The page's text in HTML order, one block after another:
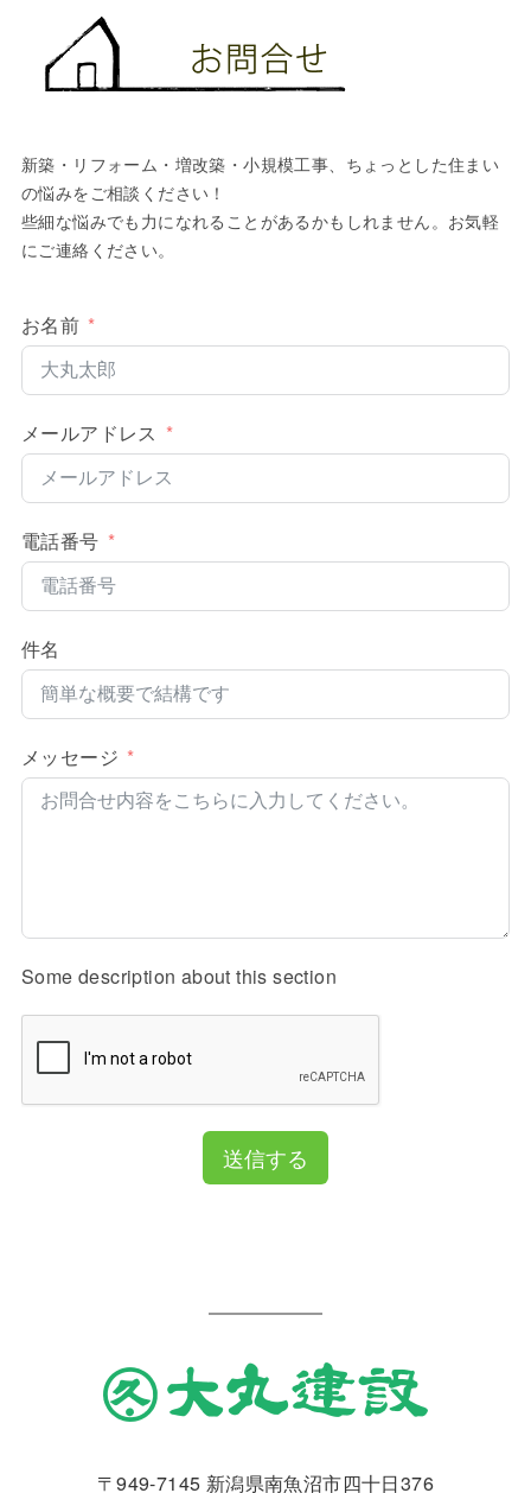
新築・リフォーム・増改築・小規模工事、ちょっとした住まい
の悩みをご相談ください！
些細な悩みでも力になれることがあるかもしれません。お気軽
にご連絡ください。
お名前
メールアドレス
電話番号
件名
メッセージ
Some description about this section
送信する
〒949-7145 新潟県南魚沼市四十日376